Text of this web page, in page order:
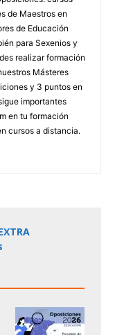
de Maestros en
de Educación
para Sexenios y
realizar formación
Másteres
y 3 puntos en
importantes
en tu formación
cursos a distancia.